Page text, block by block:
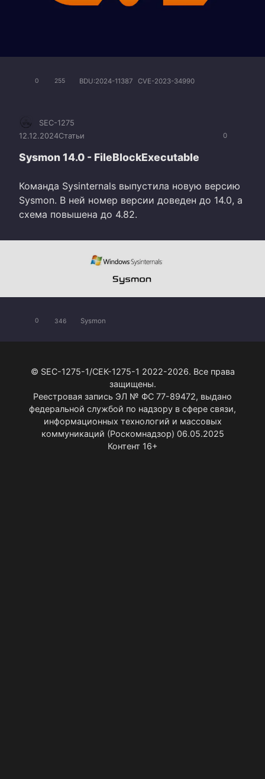
0 255 BDU:2024-11387 CVE-2023-34990
0
SEC-1275
12.12.2024Статьи
Sysmon 14.0 - FileBlockExecutable
Команда Sysinternals выпустила новую версию
Sysmon. В ней номер версии доведен до 14.0, а
схема повышена до 4.82.
0 346 Sysmon
© SEC-1275-1/СЕК-1275-1 2022-2026. Все права
защищены.
Реестровая запись ЭЛ № ФС 77-89472, выдано
федеральной службой по надзору в сфере связи,
информационных технологий и массовых
коммуникаций (Роскомнадзор) 06.05.2025
Контент 16+